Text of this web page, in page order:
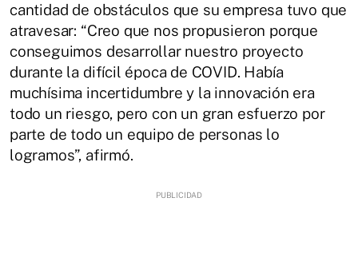
cantidad de obstáculos que su empresa tuvo que
atravesar: “Creo que nos propusieron porque
conseguimos desarrollar nuestro proyecto
durante la difícil época de COVID. Había
muchísima incertidumbre y la innovación era
todo un riesgo, pero con un gran esfuerzo por
parte de todo un equipo de personas lo
logramos”, afirmó.